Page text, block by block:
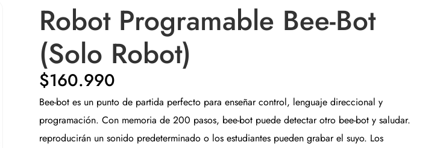
Robot Programable Bee-Bot
(Solo Robot)
$160.990
Bee-bot es un punto de partida perfecto para enseñar control, lenguaje direccional y
programación. Con memoria de 200 pasos, bee-bot puede detectar otro bee-bot y saludar.
reproducirán un sonido predeterminado o los estudiantes pueden grabar el suyo. Los